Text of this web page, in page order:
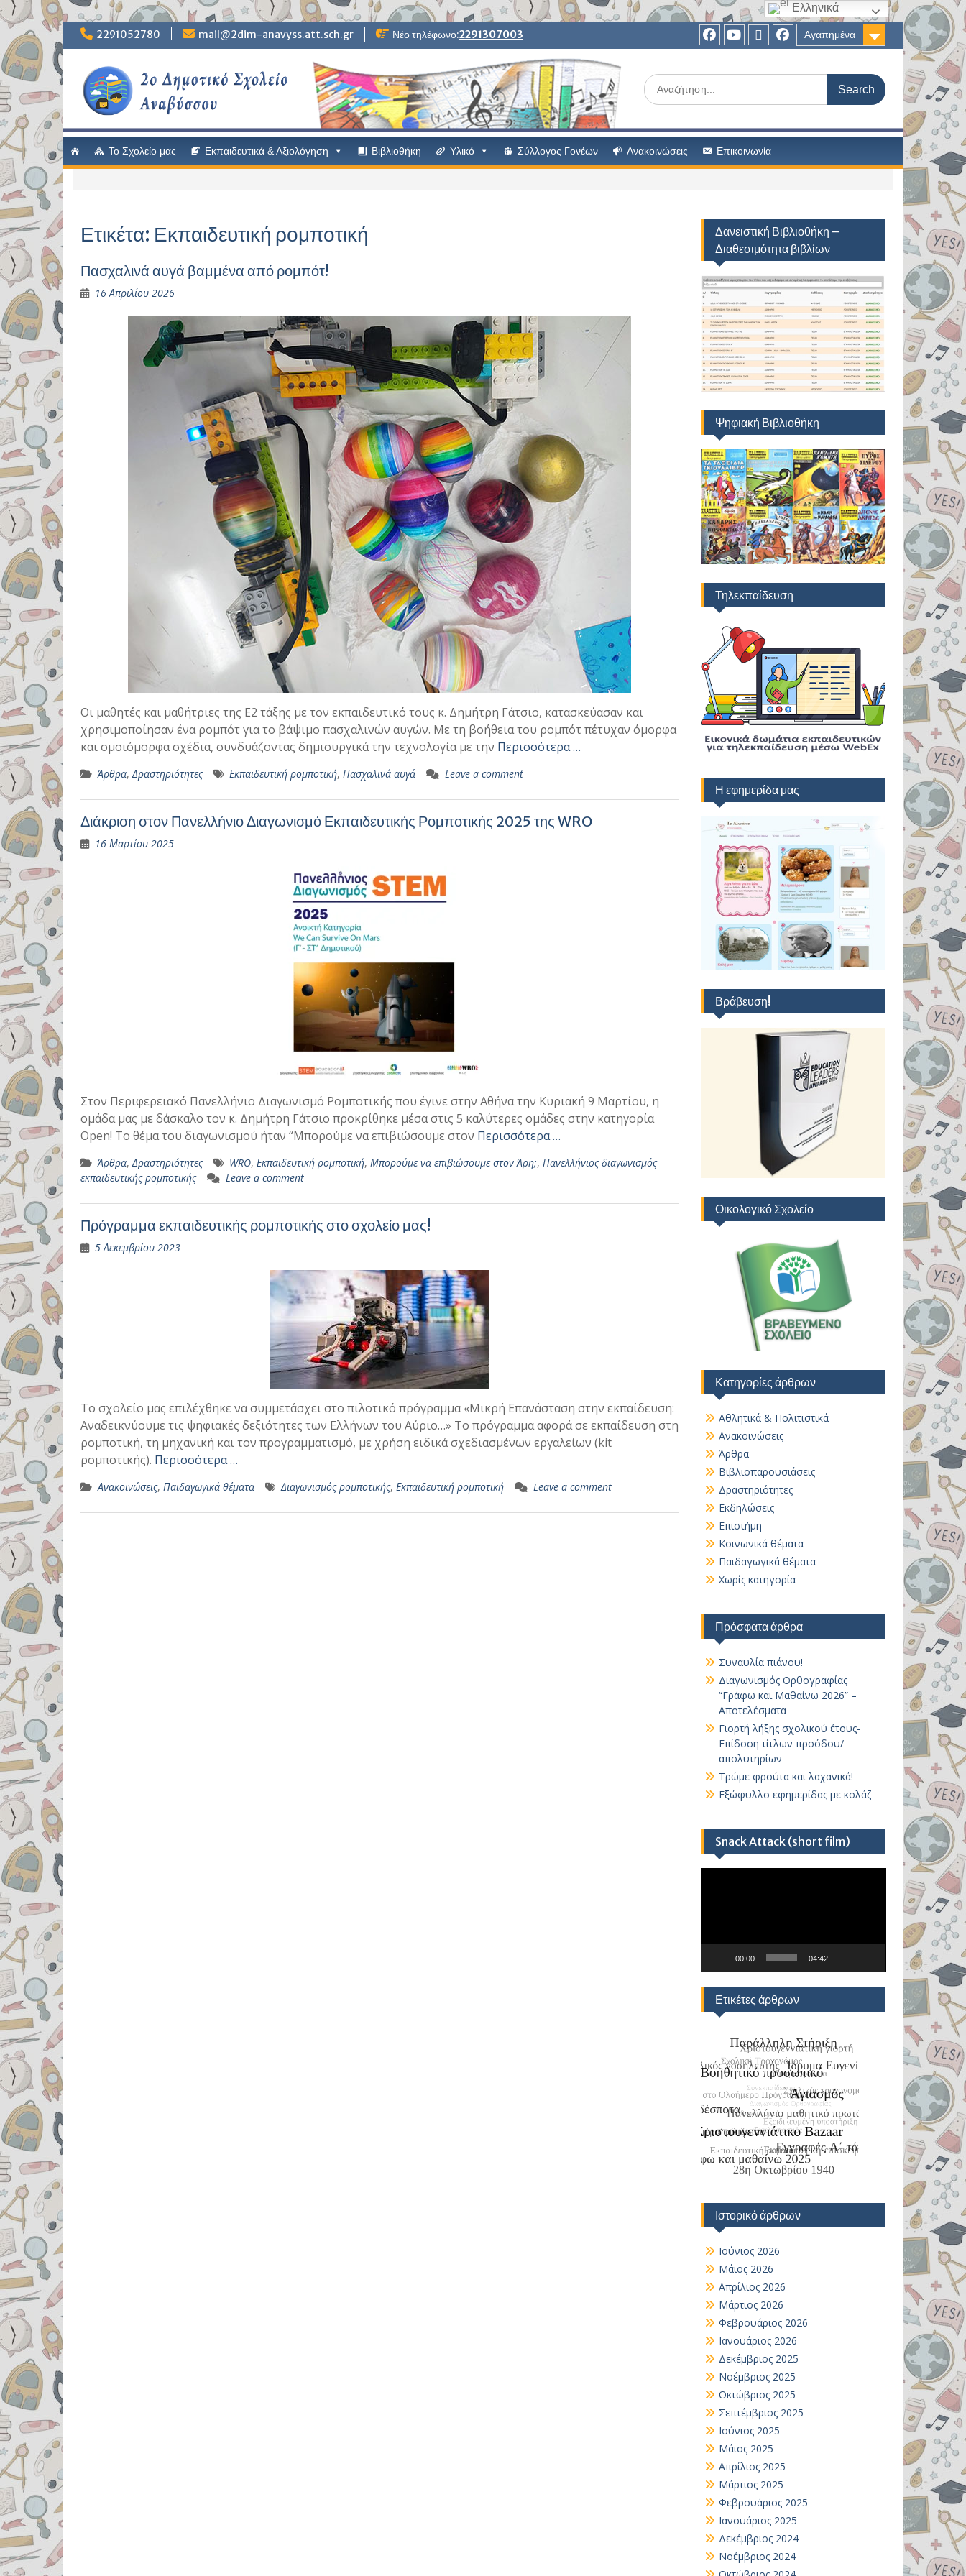
Μετάβαση
στο
περιεχόμενο
Skip
2291052780 mail@2dim-anavyss.att.sch.gr Νέο τηλέφωνο:2291307003
Αγαπημένα
Facebook
Το
Ασύγχρονη
Facebook
Search
for:
Το Σχολείο μας Εκπαιδευτικά & Αξιολόγηση Βιβλιοθήκη Υλικό Σύλλογος Γονέων Ανακοινώσεις Επικοινωνία
Ετικέτα: Εκπαιδευτική ρομποτική
Πασχαλινά αυγά βαμμένα από ρομπότ!
16 Απριλίου 2026
Οι μαθητές και μαθήτριες της E2 τάξης με τον εκπαιδευτικό τους κ. Δημήτρη Γάτσιο, κατασκεύασαν και
χρησιμοποίησαν ένα ρομπότ για το βάψιμο πασχαλινών αυγών. Με τη βοήθεια του ρομπότ πέτυχαν όμορφα
και ομοιόμορφα σχέδια, συνδυάζοντας δημιουργικά την τεχνολογία με την Περισσότερα …
Άρθρα, Δραστηριότητες Εκπαιδευτική ρομποτική, Πασχαλινά αυγά Leave a comment
Διάκριση στον Πανελλήνιο Διαγωνισμό Εκπαιδευτικής Ρομποτικής 2025 της WRO
16 Μαρτίου 2025
Στον Περιφερειακό Πανελλήνιο Διαγωνισμό Ρομποτικής που έγινε στην Αθήνα την Κυριακή 9 Μαρτίου, η
ομάδα μας με δάσκαλο τον κ. Δημήτρη Γάτσιο προκρίθηκε μέσα στις 5 καλύτερες ομάδες στην κατηγορία
Οpen! Το θέμα του διαγωνισμού ήταν “Μπορούμε να επιβιώσουμε στον Περισσότερα …
Άρθρα, Δραστηριότητες WRO, Εκπαιδευτική ρομποτική, Μπορούμε να επιβιώσουμε στον Άρη;, Πανελλήνιος διαγωνισμός
εκπαιδευτικής ρομποτικής
Leave a comment
Πρόγραμμα εκπαιδευτικής ρομποτικής στο σχολείο μας!
5 Δεκεμβρίου 2023
Tο σχολείο μας επιλέχθηκε να συμμετάσχει στο πιλοτικό πρόγραμμα «Μικρή Επανάσταση στην εκπαίδευση:
Αναδεικνύουμε τις ψηφιακές δεξιότητες των Ελλήνων του Αύριο…» Το πρόγραμμα αφορά σε εκπαίδευση στη
ρομποτική, τη μηχανική και τον προγραμματισμό, με χρήση ειδικά σχεδιασμένων εργαλείων (kit
ρομποτικής). Περισσότερα …
Ανακοινώσεις, Παιδαγωγικά θέματα Διαγωνισμός ρομποτικής, Εκπαιδευτική ρομποτική Leave a comment
Δανειστική Βιβλιοθήκη –
Διαθεσιμότητα βιβλίων
Ψηφιακή Βιβλιοθήκη
Τηλεκπαίδευση
Η εφημερίδα μας
Βράβευση!
Οικολογικό Σχολείο
Κατηγορίες άρθρων
Αθλητικά & Πολιτιστικά
Ανακοινώσεις
Άρθρα
Βιβλιοπαρουσιάσεις
Δραστηριότητες
Εκδηλώσεις
Επιστήμη
Κοινωνικά θέματα
Παιδαγωγικά θέματα
Χωρίς κατηγορία
Πρόσφατα άρθρα
Συναυλία πιάνου!
Διαγωνισμός Ορθογραφίας
“Γράφω και Μαθαίνω 2026” –
Αποτελέσματα
Γιορτή λήξης σχολικού έτους-
Επίδοση τίτλων προόδου/
απολυτηρίων
Τρώμε φρούτα και λαχανικά!
Εξώφυλλο εφημερίδας με κολάζ
Snack Attack (short film)
00:00 04:42
Ετικέτες άρθρων
Ιστορικό άρθρων
Ιούνιος 2026
Μάιος 2026
Απρίλιος 2026
Μάρτιος 2026
Φεβρουάριος 2026
Ιανουάριος 2026
Δεκέμβριος 2025
Νοέμβριος 2025
Οκτώβριος 2025
Σεπτέμβριος 2025
Ιούνιος 2025
Μάιος 2025
Απρίλιος 2025
Μάρτιος 2025
Φεβρουάριος 2025
Ιανουάριος 2025
Δεκέμβριος 2024
Νοέμβριος 2024
Ελληνικά